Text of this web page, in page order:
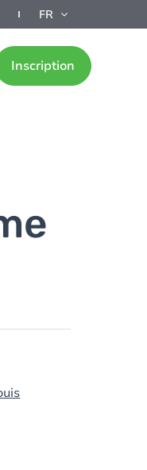
FR
Inscription